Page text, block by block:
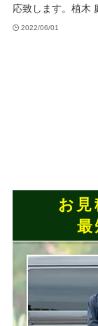
応致します。植木
2022/06/01
お見
最